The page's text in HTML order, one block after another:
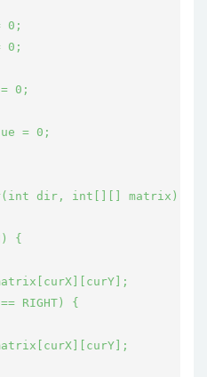
0;
0;
0;
= 0;
dir, int[][] matrix) {
{
RIGHT) {